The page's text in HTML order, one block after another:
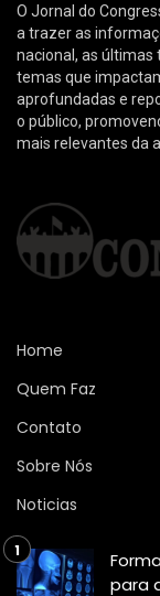
O Jornal do
a trazer as
nacional, as últimas
temas que
aprofundadas e
o público,
mais relevantes da
Home
Quem Faz
Contato
Sobre Nós
Noticias
para